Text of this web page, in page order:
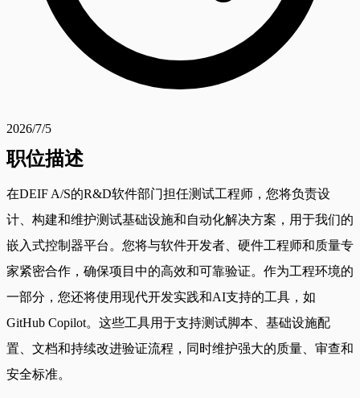
2026/7/5
职位描述
在DEIF A/S的R&D软件部门担任测试工程师，您将负责设
计、构建和维护测试基础设施和自动化解决方案，用于我们的
嵌入式控制器平台。您将与软件开发者、硬件工程师和质量专
家紧密合作，确保项目中的高效和可靠验证。作为工程环境的
一部分，您还将使用现代开发实践和AI支持的工具，如
GitHub Copilot。这些工具用于支持测试脚本、基础设施配
置、文档和持续改进验证流程，同时维护强大的质量、审查和
安全标准。